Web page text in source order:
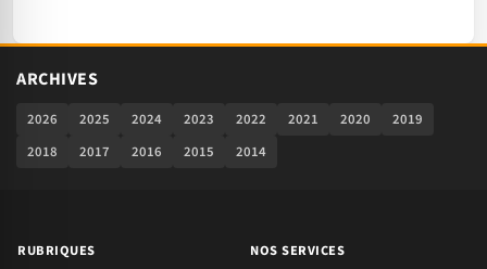
ARCHIVES
2026 2025 2024 2023 2022 2021 2020
2019
2018
2017 2016 2015 2014
RUBRIQUES
NOS SERVICES